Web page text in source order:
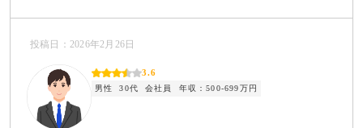
投稿日：2026年2月26日
3.6
男性 30代 会社員 年収：500-699万円